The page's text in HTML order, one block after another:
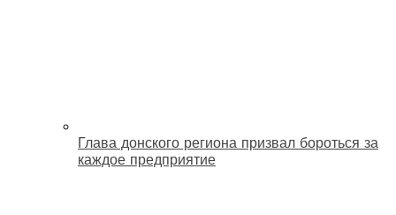
Глава донского региона призвал бороться за
каждое предприятие